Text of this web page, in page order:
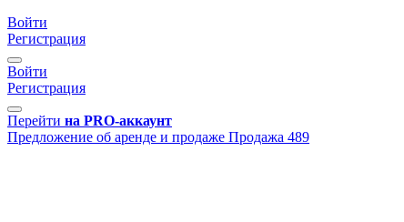
Войти
Регистрация
Войти
Регистрация
Перейти на PRO-аккаунт
Предложение об аренде и продаже Продажа 489